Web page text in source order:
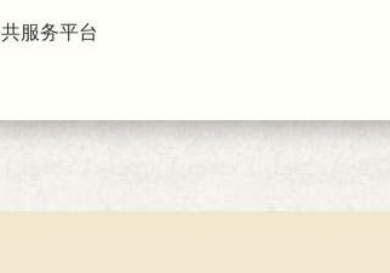
服务平台